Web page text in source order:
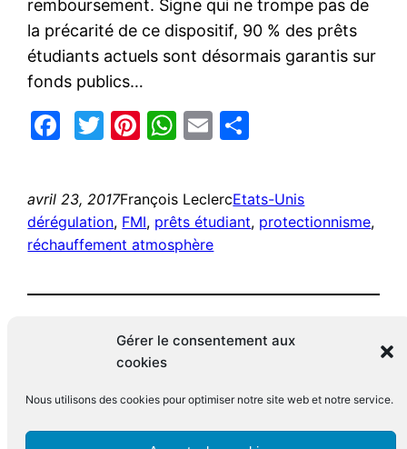
Gérer le consentement aux
cookies
Nous utilisons des cookies pour optimiser notre site web et notre service.
remboursement. Signe qui ne trompe pas de
la précarité de ce dispositif, 90 % des prêts
étudiants actuels sont désormais garantis sur
fonds publics…
Facebook
Twitter
Pinterest
WhatsApp
Email
avril 23, 2017François LeclercEtats-Unis
dérégulation, FMI, prêts étudiant, protectionnisme
réchauffement atmosphère